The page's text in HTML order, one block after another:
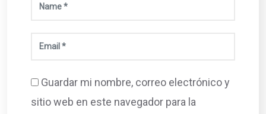
Guardar mi nombre, correo electrónico y
sitio web en este navegador para la